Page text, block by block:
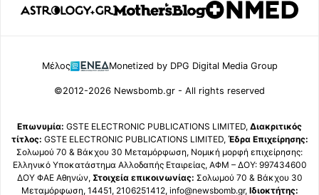
Μέλος Monetized by DPG Digital Media Group
©2012-2026 Newsbomb.gr - All rights reserved
Επωνυμία: GSTE ELECTRONIC PUBLICATIONS LIMITED, Διακριτικός
τίτλος: GSTE ELECTRONIC PUBLICATIONS LIMITED, Έδρα Επιχείρησης:
Σολωμού 70 & Βάκχου 30 Μεταμόρφωση, Νομική μορφή επιχείρησης:
Ελληνικό Υποκατάστημα Αλλοδαπής Εταιρείας, ΑΦΜ – ΔΟΥ: 997434600
ΔΟΥ ΦΑΕ Αθηνών, Στοιχεία επικοινωνίας: Σολωμού 70 & Βάκχου 30
Μεταμόρφωση, 14451, 2106251412, info@newsbomb.gr, Ιδιοκτήτης: